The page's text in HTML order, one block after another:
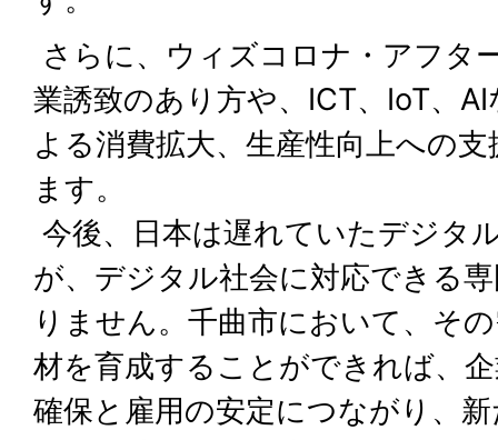
さらに、ウィズコロナ・アフタ
業誘致のあり方や、ICT、IoT、
よる消費拡大、生産性向上への
ます。
今後、日本は遅れていたデジタ
が、デジタル社会に対応できる
りません。千曲市において、そ
材を育成することができれば、
確保と雇用の安定につながり、